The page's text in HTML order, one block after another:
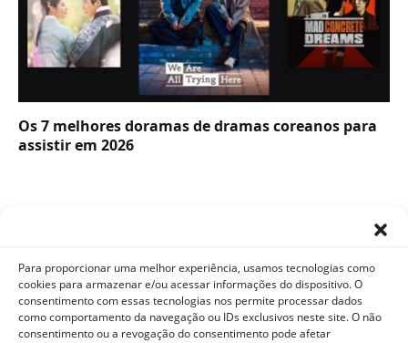
Para proporcionar uma melhor experiência, usamos tecnologias como
cookies para armazenar e/ou acessar informações do dispositivo. O
consentimento com essas tecnologias nos permite processar dados
como comportamento da navegação ou IDs exclusivos neste site. O não
consentimento ou a revogação do consentimento pode afetar
Os 7 melhores doramas de dramas coreanos para
assistir em 2026
FacebookX
InstagramPinterestYouTubeTumblr WhatsApp